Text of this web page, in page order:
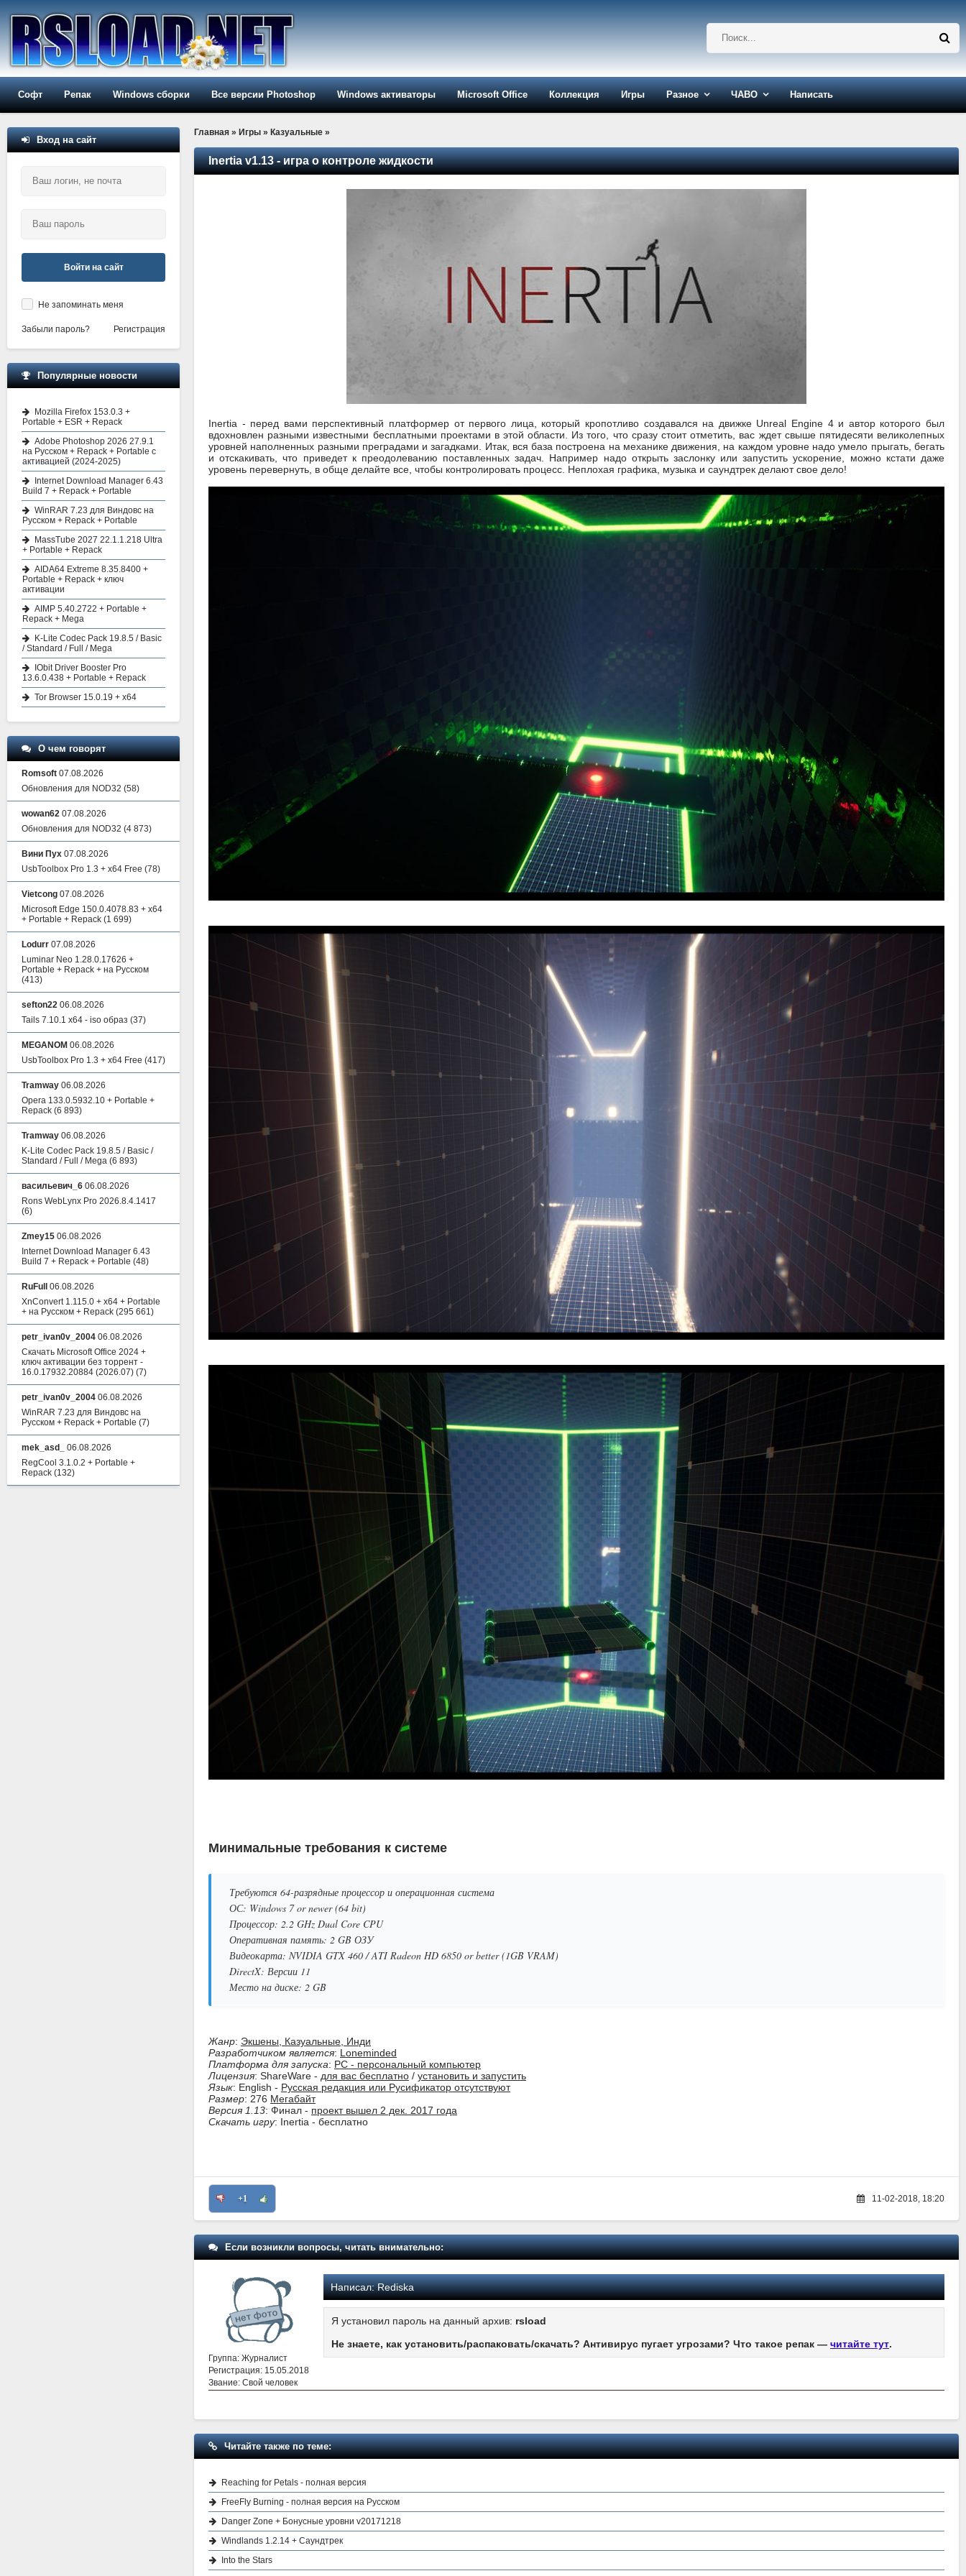
Софт Репак Windows сборки Все версии Photoshop Windows активаторы Microsoft Office Коллекция Игры Разное ЧАВО Написать
Главная » Игры » Казуальные »
Inertia v1.13 - игра о контроле жидкости
Inertia - перед вами перспективный платформер от первого лица, который кропотливо создавался на движке Unreal Engine 4 и автор которого был
вдохновлен разными известными бесплатными проектами в этой области. Из того, что сразу стоит отметить, вас ждет свыше пятидесяти великолепных
уровней наполненных разными преградами и загадками. Итак, вся база построена на механике движения, на каждом уровне надо умело прыгать, бегать
и отскакивать, что приведет к преодолеванию поставленных задач. Например надо открыть заслонку или запустить ускорение, можно кстати даже
уровень перевернуть, в обще делайте все, чтобы контролировать процесс. Неплохая графика, музыка и саундтрек делают свое дело!
Минимальные требования к системе
Требуются 64-разрядные процессор и операционная система
ОС: Windows 7 or newer (64 bit)
Процессор: 2.2 GHz Dual Core CPU
Оперативная память: 2 GB ОЗУ
Видеокарта: NVIDIA GTX 460 / ATI Radeon HD 6850 or better (1GB VRAM)
DirectX: Версии 11
Место на диске: 2 GB
Жанр: Экшены, Казуальные, Инди
Разработчиком является: Loneminded
Платформа для запуска: PC - персональный компьютер
Лицензия: ShareWare - для вас бесплатно / установить и запустить
Язык: English - Русская редакция или Русификатор отсутствуют
Размер: 276 Мегабайт
Версия 1.13: Финал - проект вышел 2 дек. 2017 года
Скачать игру: Inertia - бесплатно
+1 11-02-2018, 18:20
Если возникли вопросы, читать внимательно:
Группа: Журналист
Регистрация: 15.05.2018
Звание: Свой человек
Написал:Rediska
Я установил пароль на данный архив: rsload
Не знаете, как установить/распаковать/скачать? Антивирус пугает угрозами? Что такое репак — читайте тут.
Читайте также по теме:
Reaching for Petals - полная версия
FreeFly Burning - полная версия на Русском
Danger Zone + Бонусные уровни v20171218
Windlands 1.2.14 + Саундтрек
Into the Stars
Вход на сайт
Войти на сайт
Не запоминать меня
Забыли пароль? Регистрация
Популярные новости
Mozilla Firefox 153.0.3 +
Portable + ESR + Repack
Adobe Photoshop 2026 27.9.1
на Русском + Repack + Portable с
активацией (2024-2025)
Internet Download Manager 6.43
Build 7 + Repack + Portable
WinRAR 7.23 для Виндовс на
Русском + Repack + Portable
MassTube 2027 22.1.1.218 Ultra
+ Portable + Repack
AIDA64 Extreme 8.35.8400 +
Portable + Repack + ключ
активации
AIMP 5.40.2722 + Portable +
Repack + Mega
K-Lite Codec Pack 19.8.5 / Basic
/ Standard / Full / Mega
IObit Driver Booster Pro
13.6.0.438 + Portable + Repack
Tor Browser 15.0.19 + x64
О чем говорят
Romsoft 07.08.2026
Обновления для NOD32 (58)
wowan62 07.08.2026
Обновления для NOD32 (4 873)
Вини Пух 07.08.2026
UsbToolbox Pro 1.3 + x64 Free (78)
Vietcong 07.08.2026
Microsoft Edge 150.0.4078.83 + x64
+ Portable + Repack (1 699)
Lodurr 07.08.2026
Luminar Neo 1.28.0.17626 +
Portable + Repack + на Русском
(413)
sefton22 06.08.2026
Tails 7.10.1 x64 - iso образ (37)
MEGANOM 06.08.2026
UsbToolbox Pro 1.3 + x64 Free (417)
Tramway 06.08.2026
Opera 133.0.5932.10 + Portable +
Repack (6 893)
Tramway 06.08.2026
K-Lite Codec Pack 19.8.5 / Basic /
Standard / Full / Mega (6 893)
васильевич_6 06.08.2026
Rons WebLynx Pro 2026.8.4.1417
(6)
Zmey15 06.08.2026
Internet Download Manager 6.43
Build 7 + Repack + Portable (48)
RuFull
06.08.2026
XnConvert 1.115.0 + x64 + Portable
+ на Русском + Repack (295 661)
petr_ivan0v_2004 06.08.2026
Скачать Microsoft Office 2024 +
ключ активации без торрент -
16.0.17932.20884 (2026.07) (7)
petr_ivan0v_2004 06.08.2026
WinRAR 7.23 для Виндовс на
Русском + Repack + Portable (7)
mek_asd_
06.08.2026
RegCool 3.1.0.2 + Portable +
Repack (132)